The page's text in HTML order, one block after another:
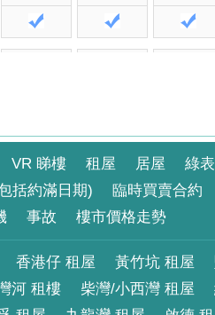
B 室 C 室 D 室
B 室 C 室
B 室 C 室 D 室
VR 睇樓 租屋 居屋 綠
括約滿日期)
臨時買賣合約
事故 樓市價格走勢
香港仔 租屋 黃竹坑 租屋
河 租樓
柴灣/小西灣 租屋